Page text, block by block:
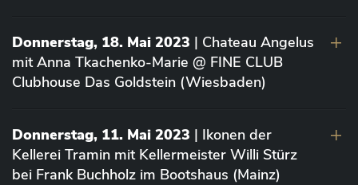
Donnerstag, 18. Mai 2023 | Chateau Angelus
mit Anna Tkachenko-Marie @ FINE CLUB
Clubhouse Das Goldstein (Wiesbaden)
Donnerstag, 11. Mai 2023 | Ikonen der
Kellerei Tramin mit Kellermeister Willi Stürz
bei Frank Buchholz im Bootshaus (Mainz)